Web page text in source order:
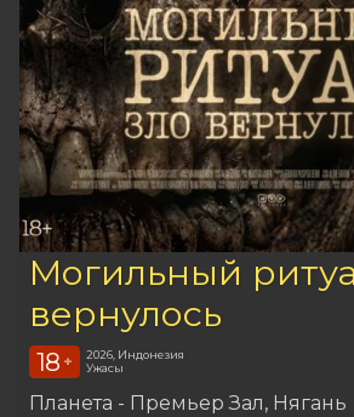
Могильный
вернулось
18 +
2026, Индонезия
Ужасы
Планета - Премьер Зал Нягань